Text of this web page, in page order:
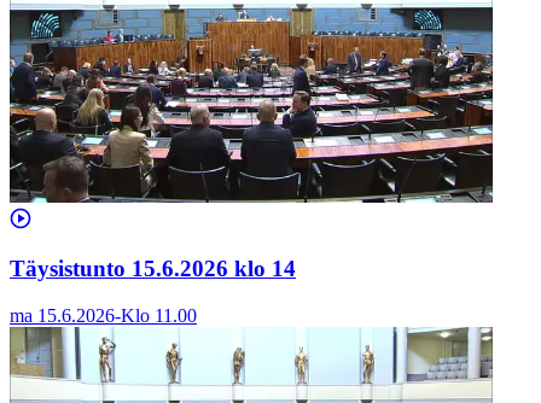
Täysistunto 15.6.2026 klo 14
ma 15.6.2026-Klo 11.00